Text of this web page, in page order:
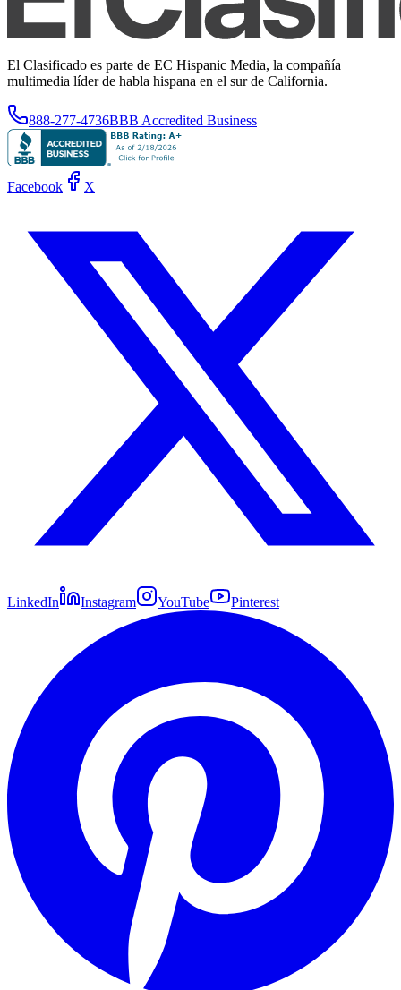
El Clasificado es parte de EC Hispanic Media, la compañía
multimedia líder de habla hispana en el sur de California.
888-277-4736BBB Accredited Business
Facebook X
LinkedIn Instagram YouTube Pinterest